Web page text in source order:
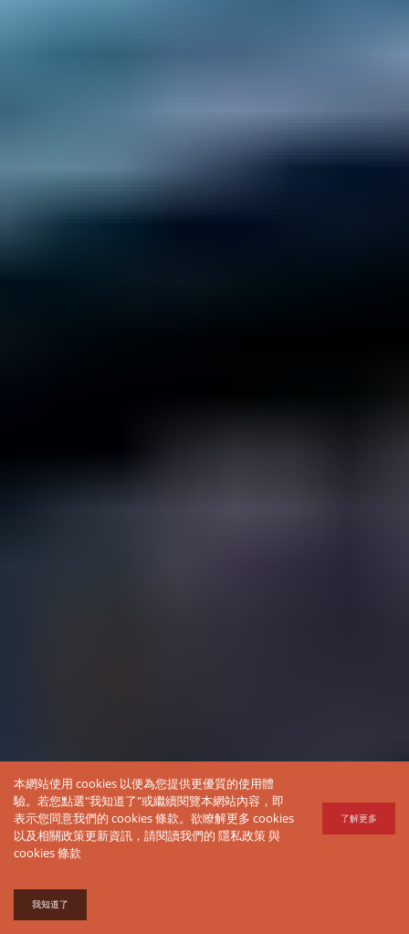
本網站使用 cookies 以便為您提供更優質的使用體
驗。若您點選"我知道了"或繼續閱覽本網站內容，即
表示您同意我們的 cookies 條款。欲瞭解更多 cookies
以及相關政策更新資訊，請閱讀我們的 隱私政策與
cookies 條款
了解更多
我知道了